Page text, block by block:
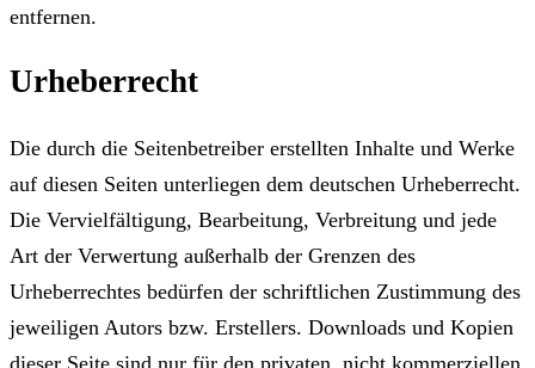
entfernen.
Urheberrecht
Die durch die Seitenbetreiber erstellten Inhalte und Werke
auf diesen Seiten unterliegen dem deutschen Urheberrecht.
Die Vervielfältigung, Bearbeitung, Verbreitung und jede
Art der Verwertung außerhalb der Grenzen des
Urheberrechtes bedürfen der schriftlichen Zustimmung des
jeweiligen Autors bzw. Erstellers. Downloads und Kopien
dieser Seite sind nur für den privaten, nicht kommerziellen